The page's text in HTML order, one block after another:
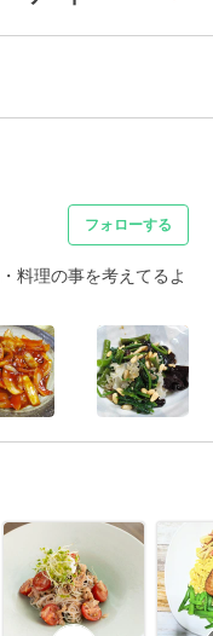
フォローする
料理の事を考えてるよ